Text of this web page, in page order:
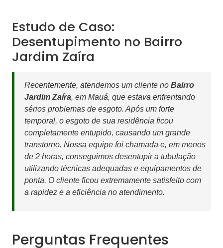
Estudo de Caso:
Desentupimento no Bairro
Jardim Zaíra
Recentemente, atendemos um cliente no Bairro
Jardim Zaíra, em Mauá, que estava enfrentando
sérios problemas de esgoto. Após um forte
temporal, o esgoto de sua residência ficou
completamente entupido, causando um grande
transtorno. Nossa equipe foi chamada e, em menos
de 2 horas, conseguimos desentupir a tubulação
utilizando técnicas adequadas e equipamentos de
ponta. O cliente ficou extremamente satisfeito com
a rapidez e a eficiência no atendimento.
Perguntas Frequentes